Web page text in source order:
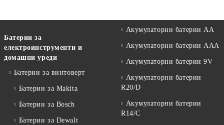
Батерии за
електроинструменти и
домашни уреди
Батерии за винтоверт
Батерии за Makita
Батерии за Bosch
Батерии за Dewalt
Акумулаторни батерии АА
Акумулаторни батерии AAA
Акумулаторни батерии 9V
Акумулаторни батерии
R20/D
Акумулаторни батерии
R14/C